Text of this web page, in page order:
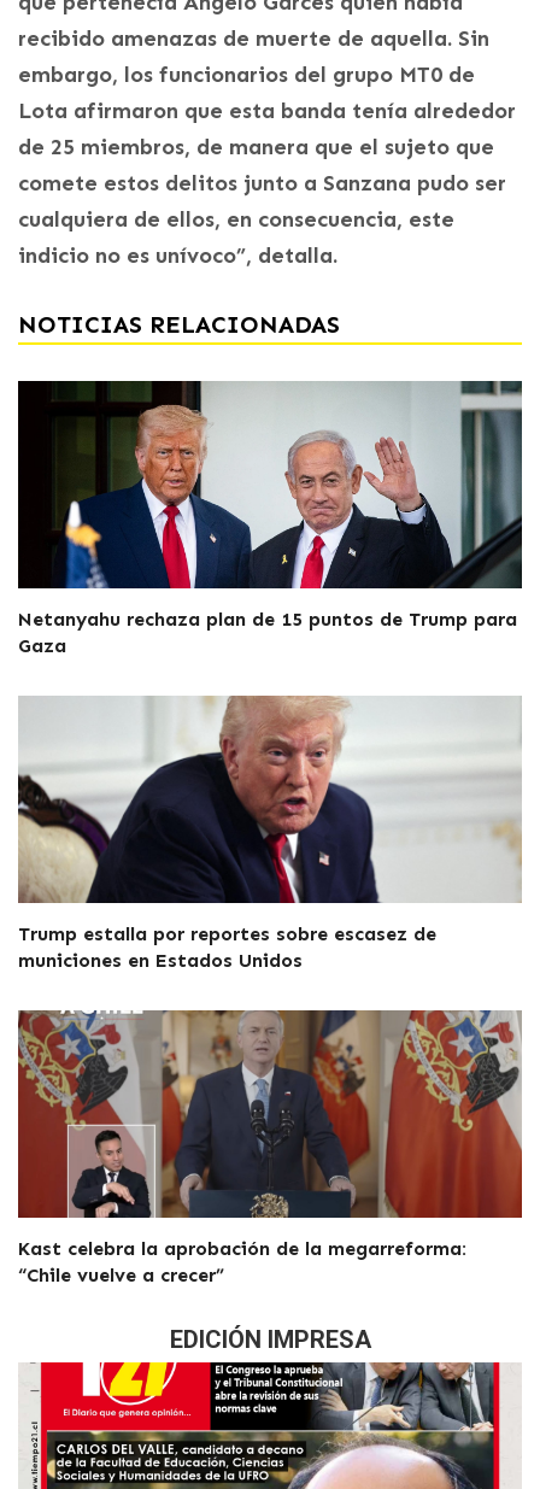
recibido amenazas de muerte de aquella. Sin
embargo, los funcionarios del grupo MT0 de
Lota afirmaron que esta banda tenía alrededor
de 25 miembros, de manera que el sujeto que
comete estos delitos junto a Sanzana pudo ser
cualquiera de ellos, en consecuencia, este
indicio no es unívoco”, detalla.
NOTICIAS RELACIONADAS
Netanyahu rechaza plan de 15 puntos de Trump para
Gaza
Trump estalla por reportes sobre escasez de
municiones en Estados Unidos
Kast celebra la aprobación de la megarreforma:
“Chile vuelve a crecer”
EDICIÓN IMPRESA